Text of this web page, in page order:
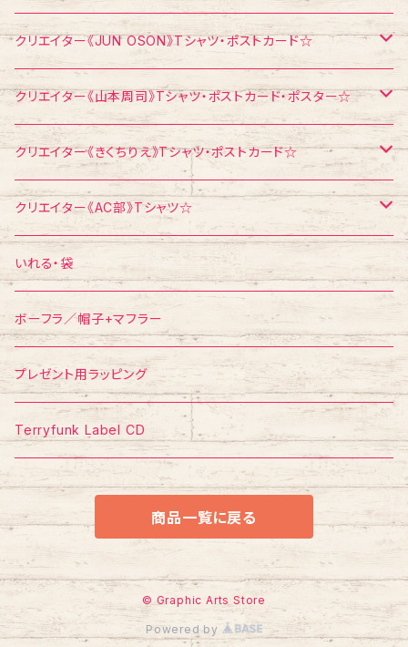
メモ帳
メモ帳
ポストカード
江頭2：50
稲川淳二
浅見千代子
エスパー伊東
クリエイター《JUN OSON》Tシャツ・ポストカード☆
Tシャツ
ポストカード
クリエイター《山本周司》Tシャツ・ポストカード・ポスター☆
Tシャツ
ポストカード
ポスター
クリエイター《きくちりえ》Tシャツ・ポストカード☆
Tシャツ
ポストカード
クリエイター《AC部》Tシャツ☆
Tシャツ
いれる・袋
ボーフラ／帽子+マフラー
プレゼント用ラッピング
Terryfunk Label CD
商品一覧に戻る
© Graphic Arts Store
Powered by